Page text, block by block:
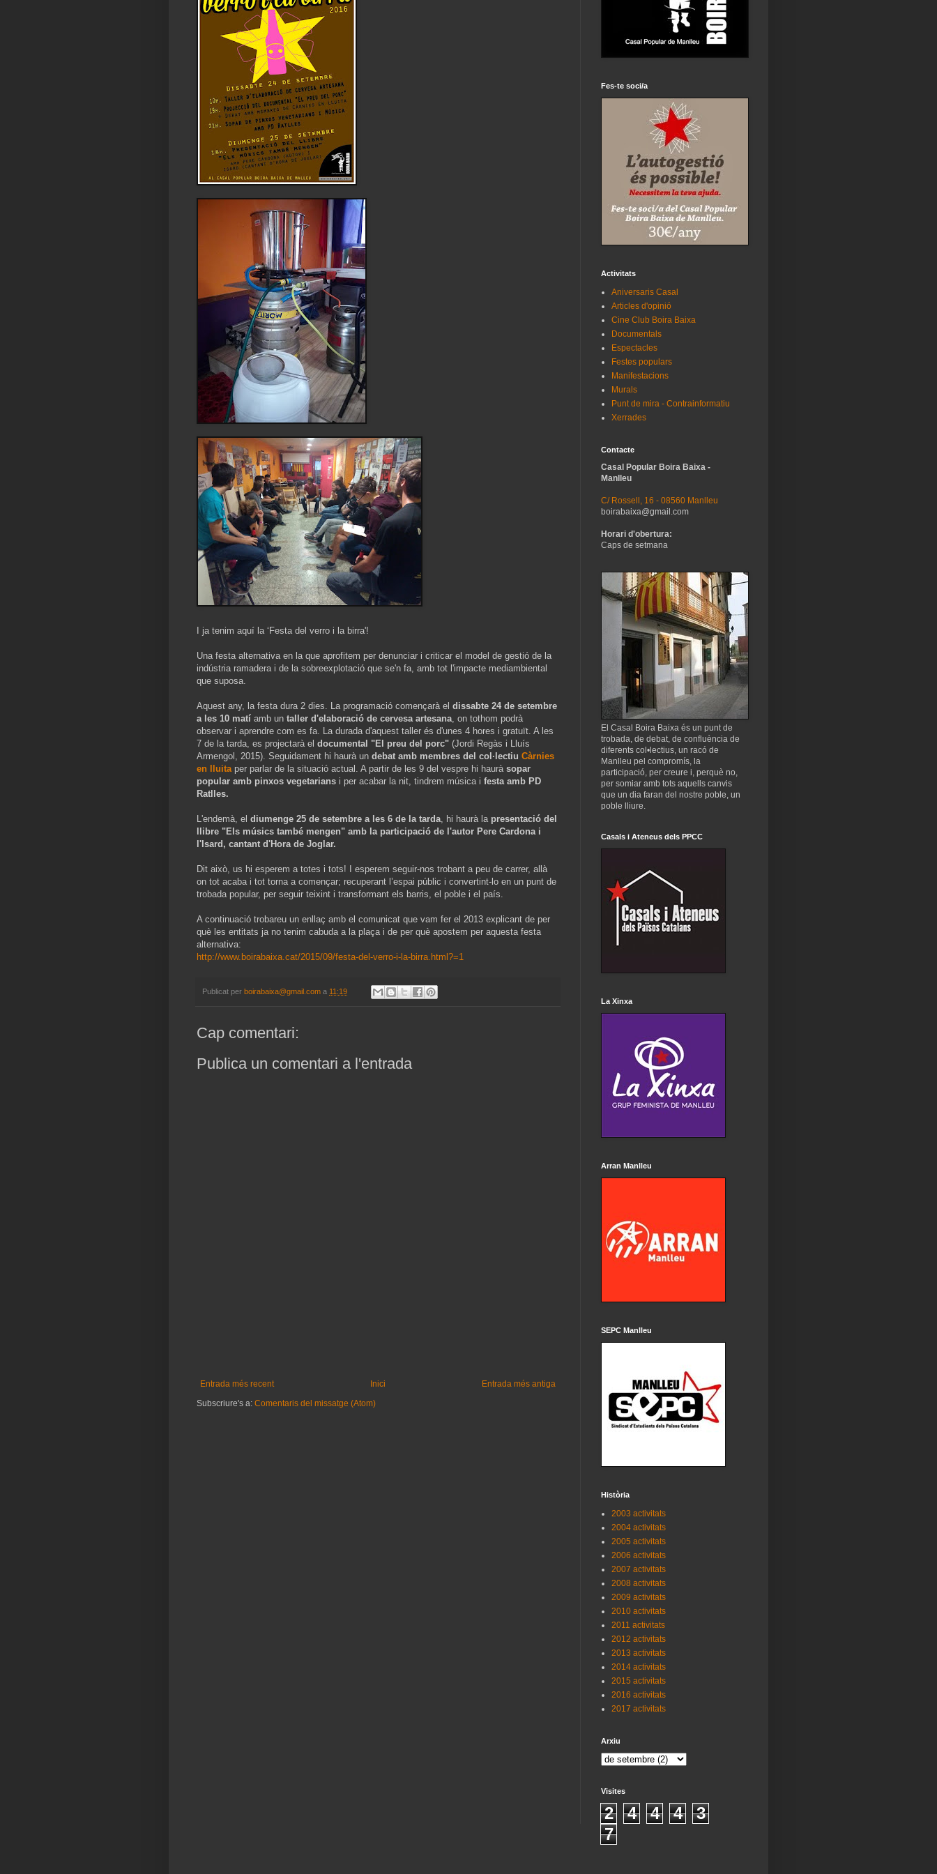
I ja tenim aquí la ‘Festa del verro i la birra'!
Una festa alternativa en la que aprofitem per denunciar i criticar el model de gestió de la
indústria ramadera i de la sobreexplotació que se'n fa, amb tot l'impacte mediambiental
que suposa.
Aquest any, la festa dura 2 dies. La programació començarà el dissabte 24 de setembre
a les 10 matí amb un taller d'elaboració de cervesa artesana, on tothom podrà
observar i aprendre com es fa. La durada d'aquest taller és d'unes 4 hores i gratuït. A les
7 de la tarda, es projectarà el documental "El preu del porc" (Jordi Regàs i Lluís
Armengol, 2015). Seguidament hi haurà un debat amb membres del col·lectiu Càrnies
en lluitaper parlar de la situació actual. A partir de les 9 del vespre hi haurà sopar
popular amb pinxos vegetarians i per acabar la nit, tindrem música i festa amb PD
Ratlles.
L'endemà, el diumenge 25 de setembre a les 6 de la tarda, hi haurà la presentació del
llibre "Els músics també mengen" amb la participació de l'autor Pere Cardona i
l'Isard, cantant d'Hora de Joglar.
Dit això, us hi esperem a totes i tots! I esperem seguir-nos trobant a peu de carrer, allà
on tot acaba i tot torna a començar; recuperant l’espai públic i convertint-lo en un punt de
trobada popular, per seguir teixint i transformant els barris, el poble i el país.
A continuació trobareu un enllaç amb el comunicat que vam fer el 2013 explicant de per
què les entitats ja no tenim cabuda a la plaça i de per què apostem per aquesta festa
alternativa:
http://www.boirabaixa.cat/2015/09/festa-del-verro-i-la-birra.html?=1
Publicat per boirabaixa@gmail.com a 11:19
Cap comentari:
Publica un comentari a l'entrada
Entrada més recent Entrada més antiga
Inici
Subscriure's a: Comentaris del missatge (Atom)
Fes-te soci/a
Activitats
Aniversaris Casal
Articles d'opinió
Cine Club Boira Baixa
Documentals
Espectacles
Festes populars
Manifestacions
Murals
Punt de mira - Contrainformatiu
Xerrades
Contacte
Casal Popular Boira Baixa -
Manlleu
C/ Rossell, 16 - 08560 Manlleu
boirabaixa@gmail.com
Horari d'obertura:
Caps de setmana
El Casal Boira Baixa és un punt de
trobada, de debat, de confluència de
diferents col•lectius, un racó de
Manlleu pel compromís, la
participació, per creure i, perquè no,
per somiar amb tots aquells canvis
que un dia faran del nostre poble, un
poble lliure.
Casals i Ateneus dels PPCC
La Xinxa
Arran Manlleu
SEPC Manlleu
Història
2003 activitats
2004 activitats
2005 activitats
2006 activitats
2007 activitats
2008 activitats
2009 activitats
2010 activitats
2011 activitats
2012 activitats
2013 activitats
2014 activitats
2015 activitats
2016 activitats
2017 activitats
Arxiu
Visites
2 4 4 4
3
7